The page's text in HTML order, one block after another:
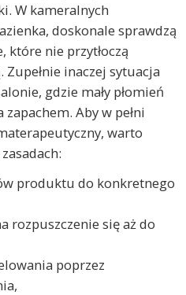
W kameralnych
doskonale sprawdzą
które nie przytłoczą
inaczej sytuacja
gdzie mały płomień
Aby w pełni
warto
produktu do konkretnego
rozpuszczenie się aż do
poprzez